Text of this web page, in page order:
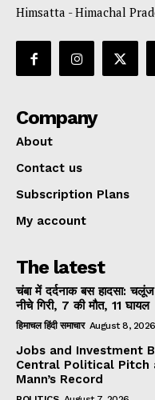
Himsatta - Himachal
Company
About
Contact us
Subscription Plans
My account
The latest
चंबा में दर्दनाक बस हादसा:
नीचे गिरी, 7 की मौत, 11 घायल
हिमाचल हिंदी समाचार August 8, 2026
Jobs and Investment
Central Political Pitch
Mann’s Record